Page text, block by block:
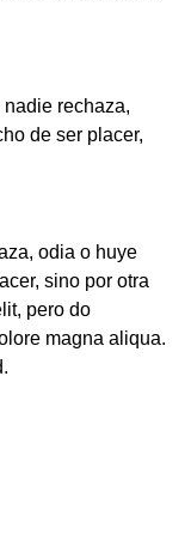
rechaza,
de ser placer,
odia o huye
sino por otra
pero do
magna aliqua.